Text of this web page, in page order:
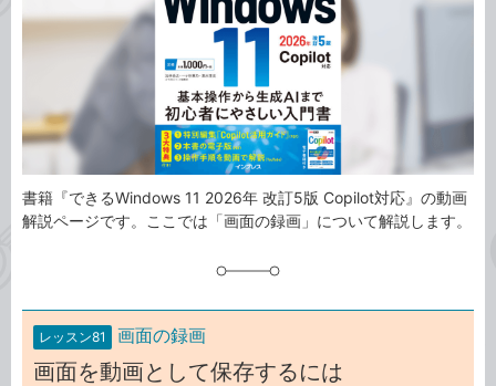
リ
書籍『できるWindows 11 2026年 改訂5版 Copilot対応』の動画
解説ページです。ここでは「画面の録画」について解説します。
レッスン81 画面の録画
画面を動画として保存するには